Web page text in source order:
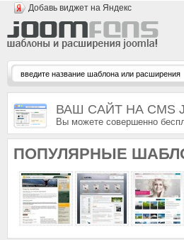
Добавь виджет на Яндекс
ВАШ САЙТ НА CMS
Вы можете совершенно
ПОПУЛЯРНЫЕ